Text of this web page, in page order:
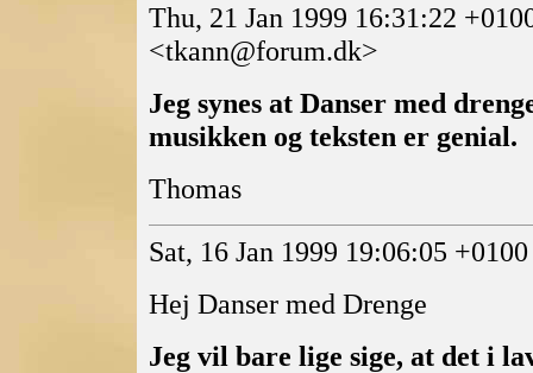
Thu, 21 Jan 1999 16:31:22
<tkann@forum.dk>
Jeg synes at Danser med
musikken og teksten er genial.
Thomas
Sat, 16 Jan 1999 19:06:05
Hej Danser med Drenge
Jeg vil bare lige sige, at det i